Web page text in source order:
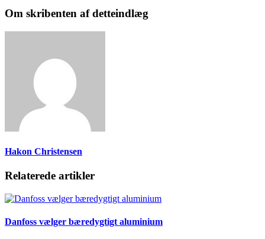
Om skribenten af detteindlæg
Hakon Christensen
Relaterede artikler
Danfoss vælger bæredygtigt aluminium